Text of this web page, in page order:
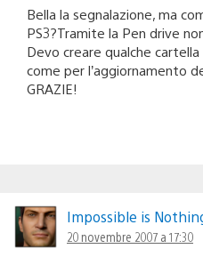
Bella la segnalazione, ma
PS3?Tramite la Pen drive
Devo creare qualche
come per l’aggiornamento
GRAZIE!
Impossible is
20 novembre 2007 a 17:30